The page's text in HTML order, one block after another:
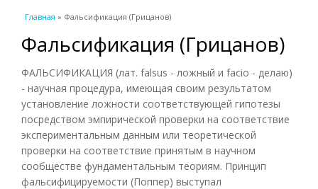
Вы здесь
Главная » Фальсификация (Грицанов)
Фальсификация (Грицанов)
ФАЛЬСИФИКАЦИЯ (лат. falsus - ложный и facio - делаю)
- научная процедура, имеющая своим результатом
установление ложности соответствующей гипотезы
посредством эмпирической проверки на соответствие
экспериментальным данным или теоретической
проверки на соответствие принятым в научном
сообществе фундаментальным теориям. Принцип
фальсифицируемости (Поппер) выступал